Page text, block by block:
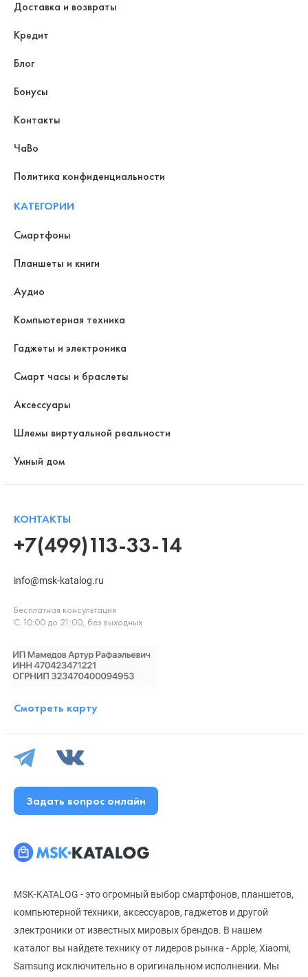
MSK-KATALOG - это огромный выбор смартфонов, планшетов,
компьютерной техники, аксессуаров, гаджетов и другой
электроники от известных мировых брендов. В нашем
каталог вы найдете технику от лидеров рынка - Apple, Xiaomi,
Samsung исключительно в оригинальном исполнении. Мы
Доставка и возвраты
Кредит
Блог
Бонусы
Контакты
ЧаВо
Политика конфиденциальности
КАТЕГОРИИ
Смартфоны
Планшеты и книги
Аудио
Компьютерная техника
Гаджеты и электроника
Смарт часы и браслеты
Аксессуары
Шлемы виртуальной реальности
Умный дом
КОНТАКТЫ
+7(499)113-33-14
info@msk-katalog.ru
Бесплатная консультация
С 10:00 до 21:00, без выходных
Смотреть карту
Задать вопрос онлайн